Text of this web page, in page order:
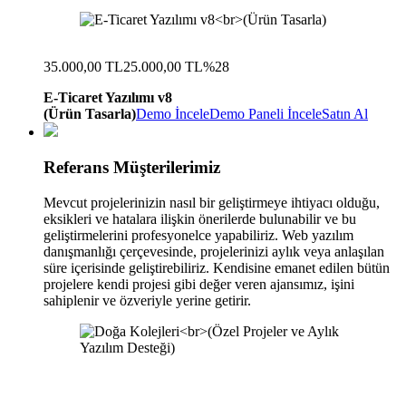
35.000,00 TL25.000,00 TL%28
E-Ticaret Yazılımı v8
(Ürün Tasarla)Demo İnceleDemo Paneli İnceleSatın Al
Referans Müşterilerimiz
Mevcut projelerinizin nasıl bir geliştirmeye ihtiyacı olduğu,
eksikleri ve hatalara ilişkin önerilerde bulunabilir ve bu
geliştirmelerini profesyonelce yapabiliriz. Web yazılım
danışmanlığı çerçevesinde, projelerinizi aylık veya anlaşılan
süre içerisinde geliştirebiliriz. Kendisine emanet edilen bütün
projelere kendi projesi gibi değer veren ajansımız, işini
sahiplenir ve özveriyle yerine getirir.